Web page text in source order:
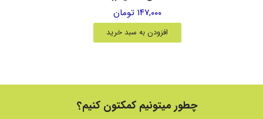
۱۴۷,۰۰۰ تومان
افزودن به سبد خرید
چطور میتونیم کمکتون کنیم؟